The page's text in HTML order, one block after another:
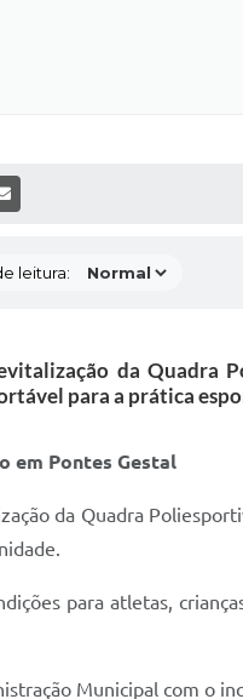
MÍDIAS
leitura:
da Quadra
para a prática
em Pontes Gestal
da Quadra
para atletas,
Municipal com o